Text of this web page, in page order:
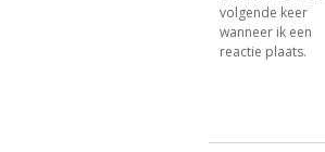
volgende keer
wanneer ik een
reactie plaats.